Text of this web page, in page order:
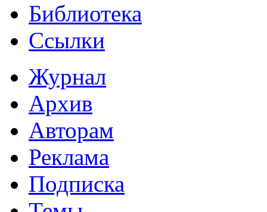
Библиотека
Ссылки
Журнал
Архив
Авторам
Реклама
Подписка